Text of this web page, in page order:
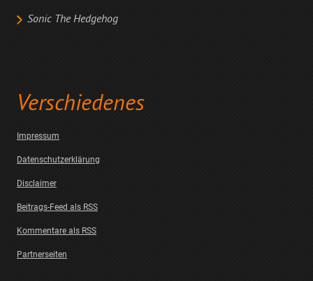
Sonic The Hedgehog
Verschiedenes
Impressum
Datenschutzerklärung
Disclaimer
Beitrags-Feed als RSS
Kommentare als RSS
Partnerseiten